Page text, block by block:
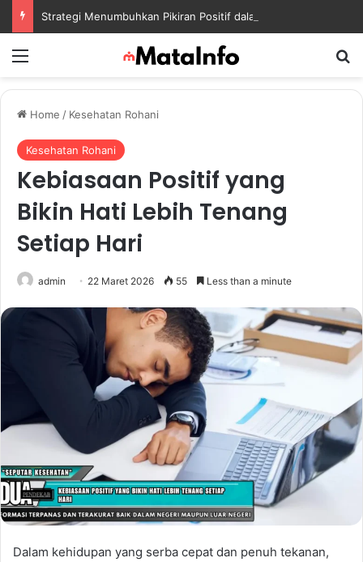
Home / Kesehatan Rohani
Kesehatan Rohani
Kebiasaan Positif yang
Bikin Hati Lebih Tenang
Setiap Hari
admin 22 Maret 2026 55 Less than a minute
Dalam kehidupan yang serba cepat dan penuh tekanan,